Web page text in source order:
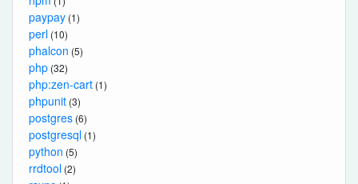
paypay (1)
perl (10)
phalcon (5)
php (32)
php:zen-cart (1)
phpunit (3)
postgres (6)
postgresql (1)
python (5)
rrdtool (2)